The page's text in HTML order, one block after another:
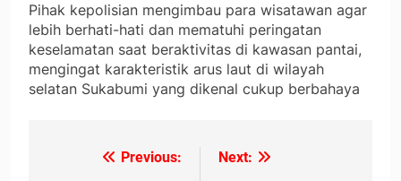
Pihak kepolisian mengimbau para wisatawan agar
lebih berhati-hati dan mematuhi peringatan
keselamatan saat beraktivitas di kawasan pantai,
mengingat karakteristik arus laut di wilayah
selatan Sukabumi yang dikenal cukup berbahaya
NavigasiPrevious:
Next: